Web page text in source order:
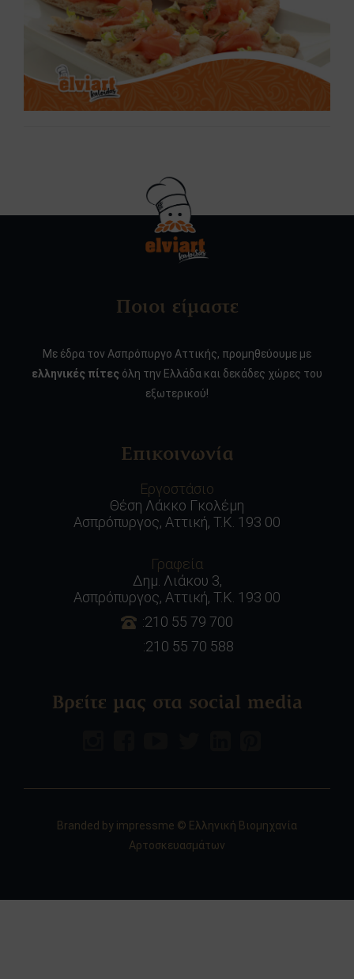
Ποιοι είμαστε
Με έδρα τον Ασπρόπυργο Αττικής, προμηθεύουμε με
ελληνικές πίτες όλη την Ελλάδα και δεκάδες χώρες του
εξωτερικού!
Επικοινωνία
Εργοστάσιο
Θέση Λάκκο Γκολέμη
Ασπρόπυργος, Αττική, Τ.Κ. 193 00
Γραφεία
Δημ. Λιάκου 3,
Ασπρόπυργος, Αττική, Τ.Κ. 193 00
:210 55 79 700
:210 55 70 588
Βρείτε μας στα social media
Branded by impressme © Ελληνική Βιομηχανία
Αρτοσκευασμάτων